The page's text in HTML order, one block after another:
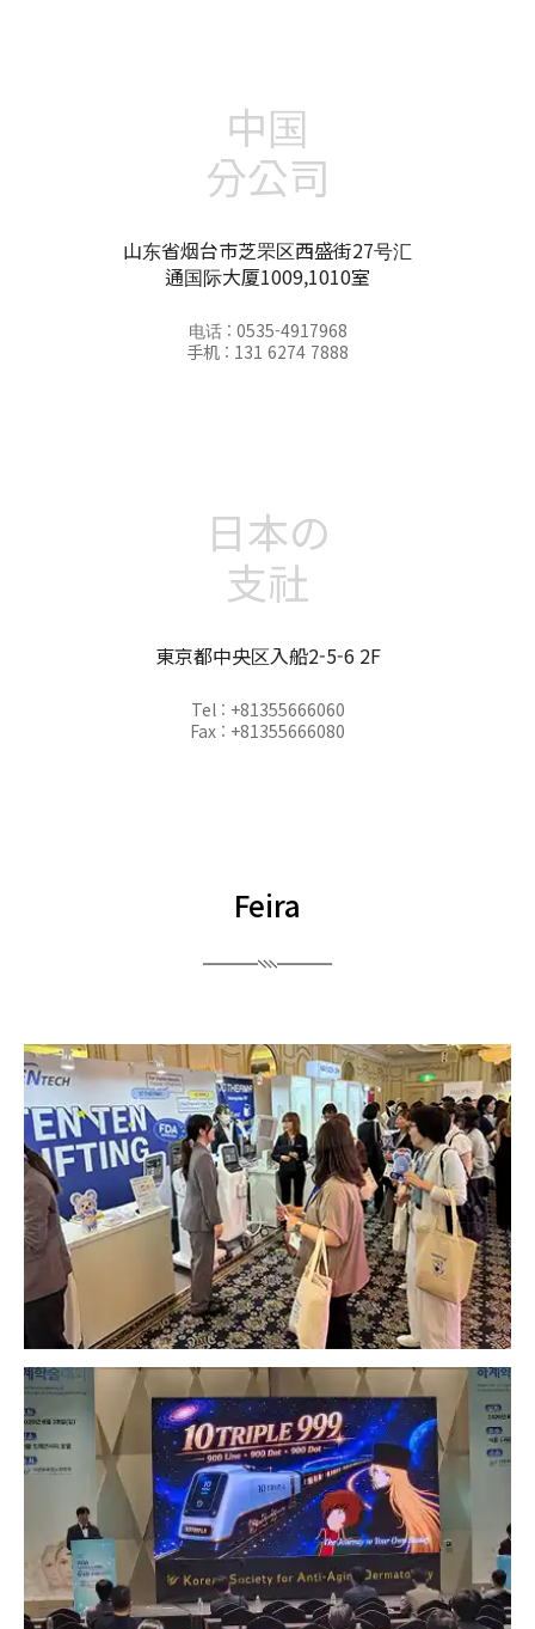
中国
分公司
山东省烟台市芝罘区西盛街27号汇
通国际大厦1009,1010室
电话 : 0535-4917968
手机 : 131 6274 7888
日本の
支社
東京都中央区入船2-5-6 2F
Tel : +81355666060
Fax : +81355666080
Feira